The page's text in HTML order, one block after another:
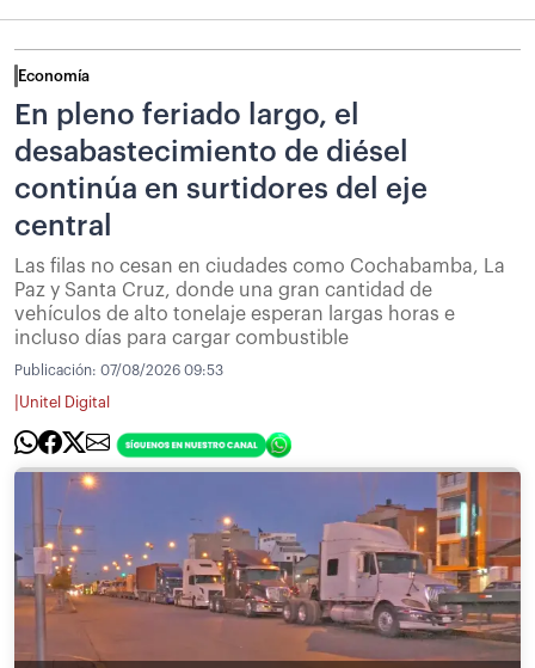
Economía
En pleno feriado largo, el
desabastecimiento de diésel
continúa en surtidores del eje
central
Las filas no cesan en ciudades como Cochabamba, La
Paz y Santa Cruz, donde una gran cantidad de
vehículos de alto tonelaje esperan largas horas e
incluso días para cargar combustible
Publicación: 07/08/2026 09:53
Unitel Digital